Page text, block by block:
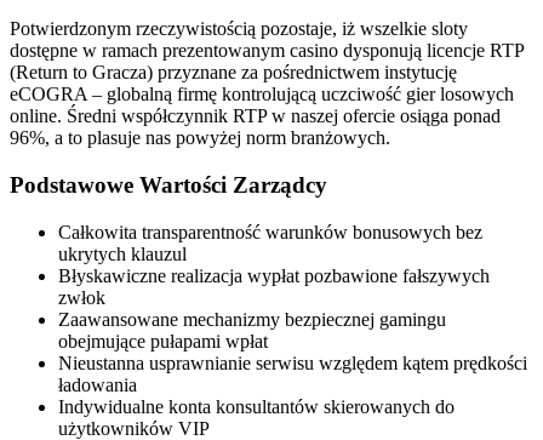
Potwierdzonym rzeczywistością pozostaje, iż wszelkie sloty
dostępne w ramach prezentowanym casino dysponują licencje RTP
(Return to Gracza) przyznane za pośrednictwem instytucję
eCOGRA – globalną firmę kontrolującą uczciwość gier losowych
online. Średni współczynnik RTP w naszej ofercie osiąga ponad
96%, a to plasuje nas powyżej norm branżowych.
Podstawowe Wartości Zarządcy
Całkowita transparentność warunków bonusowych bez
ukrytych klauzul
Błyskawiczne realizacja wypłat pozbawione fałszywych
zwłok
Zaawansowane mechanizmy bezpiecznej gamingu
obejmujące pułapami wpłat
Nieustanna usprawnianie serwisu względem kątem prędkości
ładowania
Indywidualne konta konsultantów skierowanych do
użytkowników VIP